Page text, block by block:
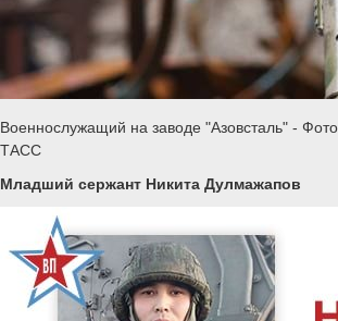
Военнослужащий на заводе "Азовсталь" -
ТАСС
Младший сержант Никита Дулмажапов